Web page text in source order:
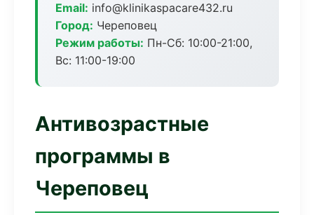
Email: info@klinikaspacare432.ru
Город: Череповец
Режим работы: Пн-Сб: 10:00-21:00,
Вс: 11:00-19:00
Антивозрастные
программы в
Череповец